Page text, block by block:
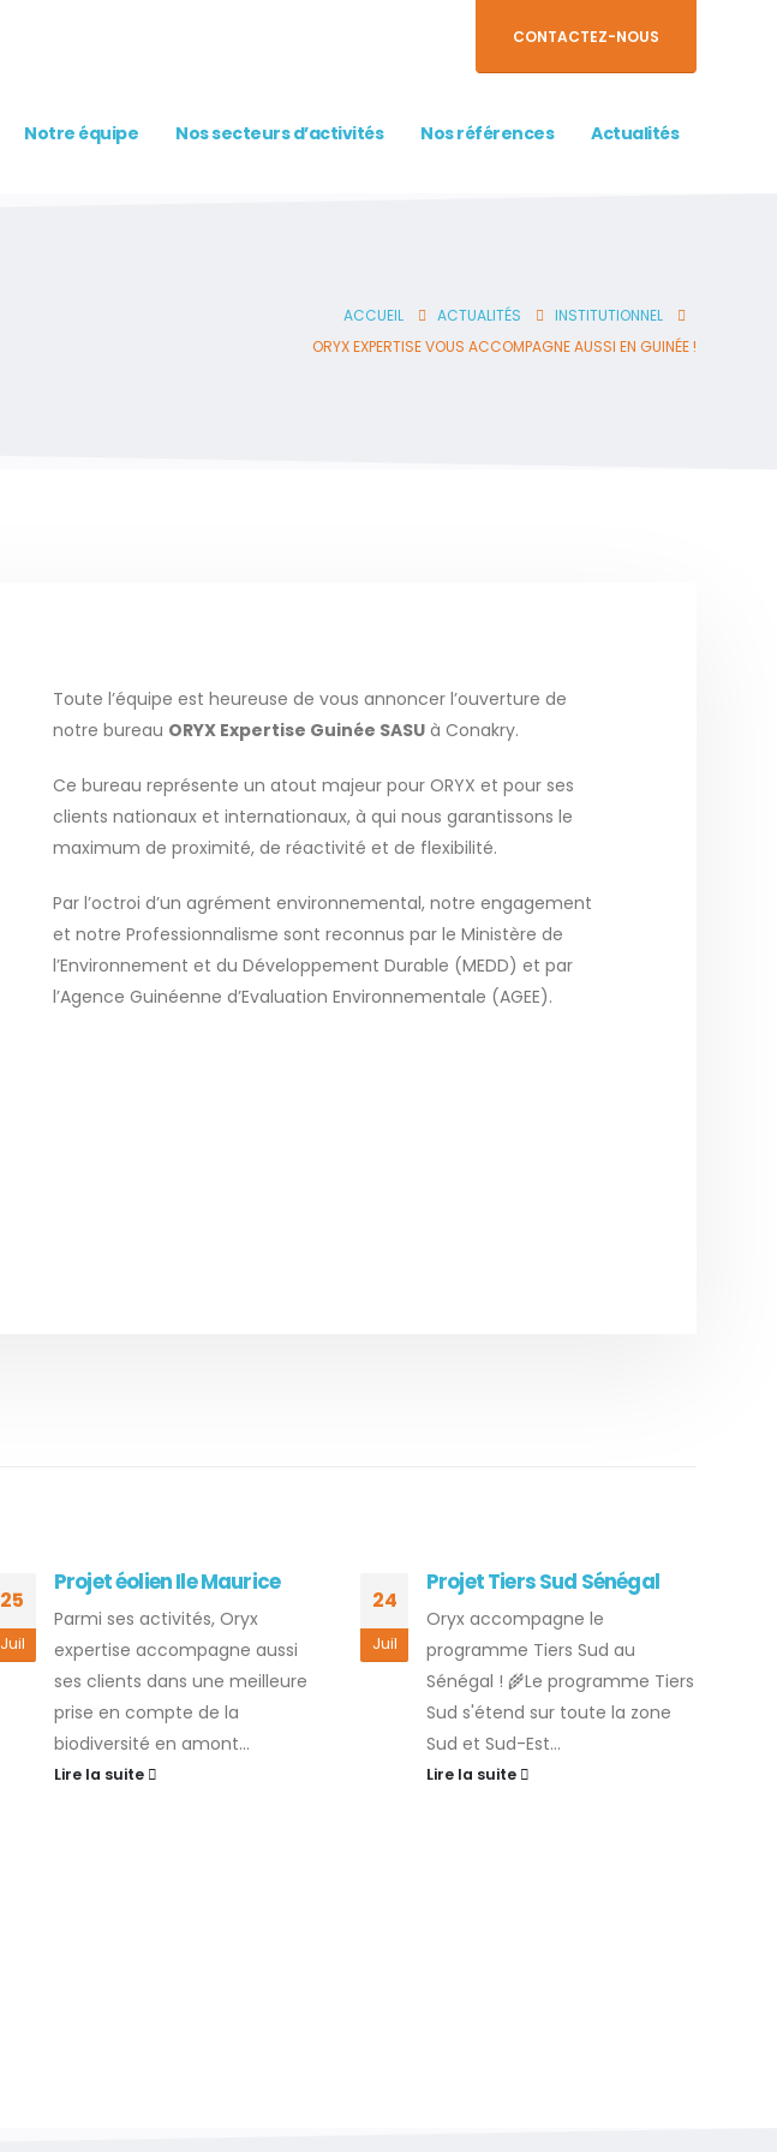
CONTACTEZ-NOUS
Notre équipe Nos secteurs d’activités Nos références Actualités
ACCUEIL ACTUALITÉS
INSTITUTIONNEL
ORYX EXPERTISE VOUS ACCOMPAGNE AUSSI EN GUINÉE !
Toute l’équipe est heureuse de vous annoncer l’ouverture de
notre bureau ORYX Expertise Guinée SASU à Conakry.
Ce bureau représente un atout majeur pour ORYX et pour ses
clients nationaux et internationaux, à qui nous garantissons le
maximum de proximité, de réactivité et de flexibilité.
Par l’octroi d’un agrément environnemental, notre engagement
et notre Professionnalisme sont reconnus par le Ministère de
l’Environnement et du Développement Durable (MEDD) et par
l’Agence Guinéenne d’Evaluation Environnementale (AGEE).
25
Juil
Projet éolien Ile Maurice
Parmi ses activités, Oryx
expertise accompagne aussi
ses clients dans une meilleure
prise en compte de la
biodiversité en amont...
Lire la suite
24
Juil
Projet Tiers Sud Sénégal
Oryx accompagne le
programme Tiers Sud au
Sénégal ! 🌾Le programme Tiers
Sud s'étend sur toute la zone
Sud et Sud-Est...
Lire la suite